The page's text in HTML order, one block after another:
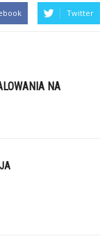
Twitter
NA